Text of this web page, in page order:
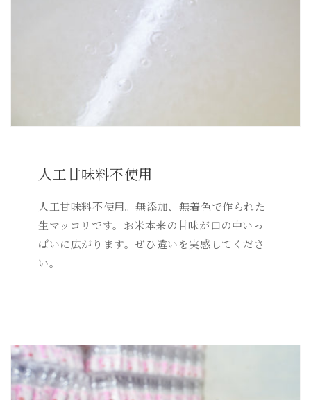
人工甘味料不使用
人工甘味料不使用。無添加、無着色で作られた
生マッコリです。お米本来の甘味が口の中いっ
ぱいに広がります。ぜひ違いを実感してくださ
い。